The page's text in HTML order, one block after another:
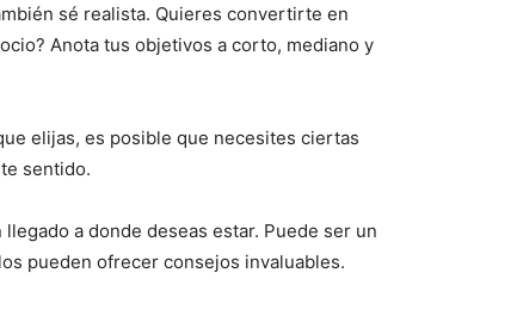
sé realista. Quieres convertirte en
Anota tus objetivos a corto, mediano y
elijas, es posible que necesites ciertas
sentido.
a donde deseas estar. Puede ser un
pueden ofrecer consejos invaluables.